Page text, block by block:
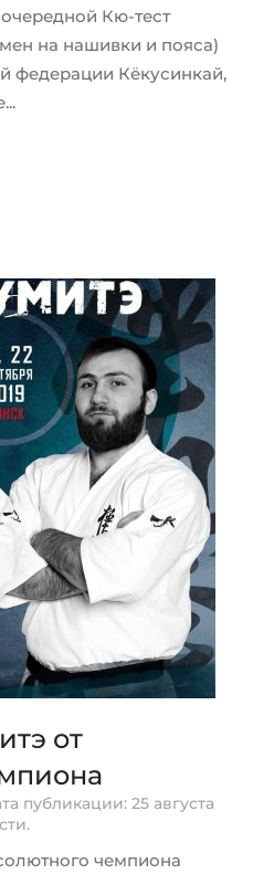
очередной Кю-тест
на нашивки и пояса)
федерации Кёкусинкай,
от
публикации: 25 августа
.
чемпиона